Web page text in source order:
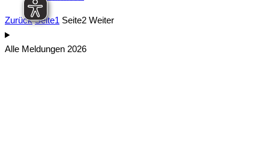
Zurück Seite1 Seite2 Weiter
Alle Meldungen 2026